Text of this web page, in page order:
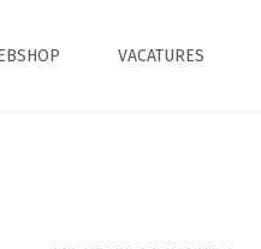
VACATURES